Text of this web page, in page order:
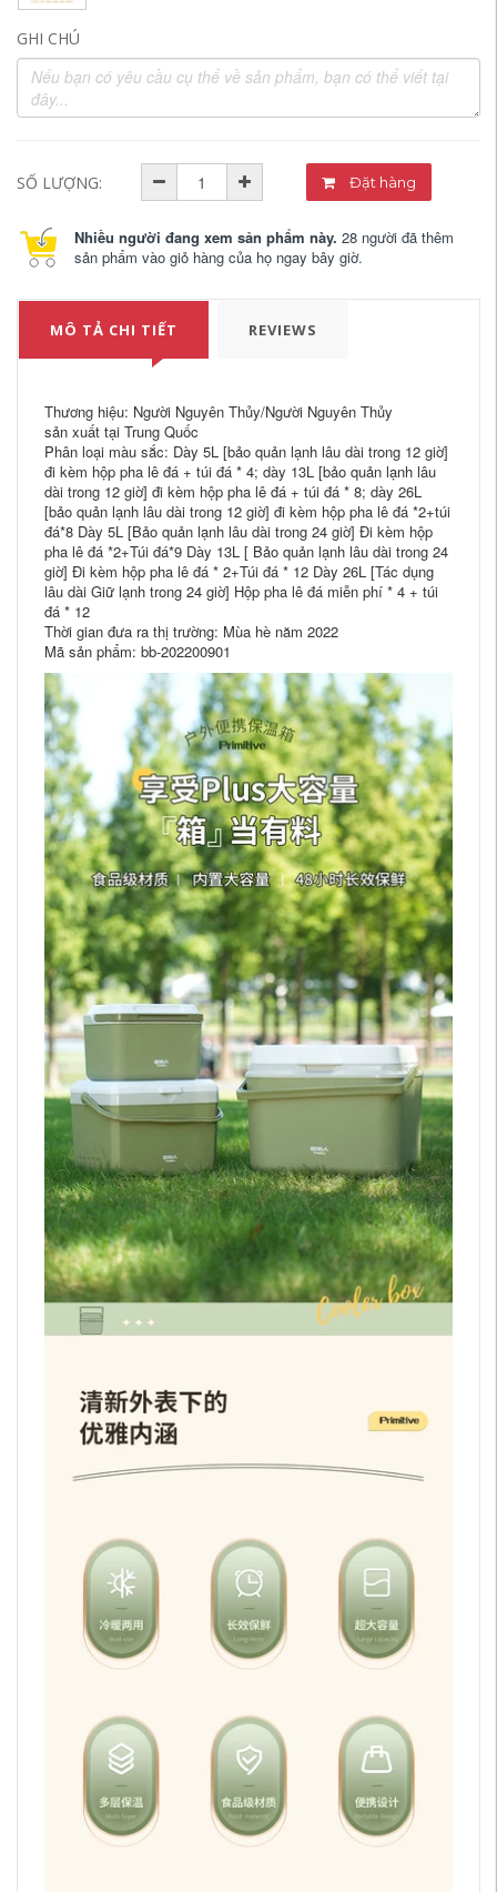
GHI CHÚ
SỐ LƯỢNG: Đặt hàng
Nhiều người đang xem sản phẩm này. 28 người đã thêm
sản phẩm vào giỏ hàng của họ ngay bây giờ.
MÔ TẢ CHI TIẾT REVIEWS
Thương hiệu: Người Nguyên Thủy/Người Nguyên Thủy
sản xuất tại Trung Quốc
Phân loại màu sắc: Dày 5L [bảo quản lạnh lâu dài trong 12 giờ]
đi kèm hộp pha lê đá + túi đá * 4; dày 13L [bảo quản lạnh lâu
dài trong 12 giờ] đi kèm hộp pha lê đá + túi đá * 8; dày 26L
[bảo quản lạnh lâu dài trong 12 giờ] đi kèm hộp pha lê đá *2+túi
đá*8 Dày 5L [Bảo quản lạnh lâu dài trong 24 giờ] Đi kèm hộp
pha lê đá *2+Túi đá*9 Dày 13L [ Bảo quản lạnh lâu dài trong 24
giờ] Đi kèm hộp pha lê đá * 2+Túi đá * 12 Dày 26L [Tác dụng
lâu dài Giữ lạnh trong 24 giờ] Hộp pha lê đá miễn phí * 4 + túi
đá * 12
Thời gian đưa ra thị trường: Mùa hè năm 2022
Mã sản phẩm: bb-202200901